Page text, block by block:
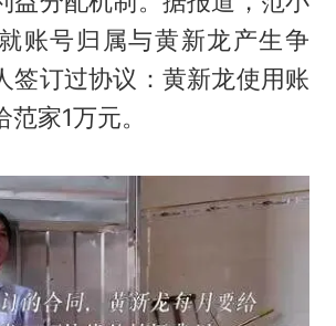
账号归属与黄新龙产生争
签订过协议：黄新龙使用账
家1万元。